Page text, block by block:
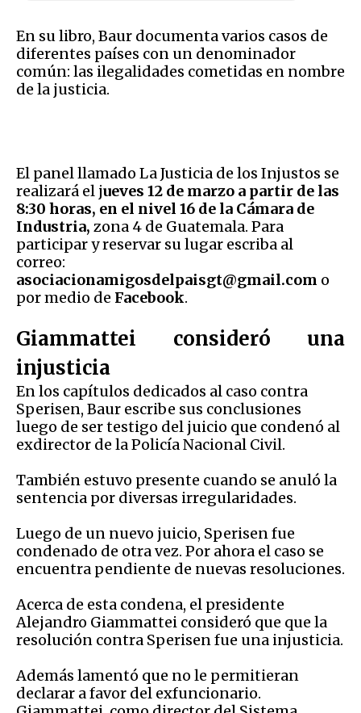
En su libro, Baur documenta varios casos de
diferentes países con un denominador
común: las ilegalidades cometidas en nombre
de la justicia.
El panel llamado La Justicia de los Injustos se
realizará el jueves 12 de marzo a partir de las
8:30 horas, en el nivel 16 de la Cámara de
Industria, zona 4 de Guatemala. Para
participar y reservar su lugar escriba al
correo:
asociacionamigosdelpaisgt@gmail.com o
por medio de Facebook.
Giammattei consideró una
injusticia
En los capítulos dedicados al caso contra
Sperisen, Baur escribe sus conclusiones
luego de ser testigo del juicio que condenó al
exdirector de la Policía Nacional Civil.
También estuvo presente cuando se anuló la
sentencia por diversas irregularidades.
Luego de un nuevo juicio, Sperisen fue
condenado de otra vez. Por ahora el caso se
encuentra pendiente de nuevas resoluciones.
Acerca de esta condena, el presidente
Alejandro Giammattei consideró que que la
resolución contra Sperisen fue una injusticia.
Además lamentó que no le permitieran
declarar a favor del exfuncionario.